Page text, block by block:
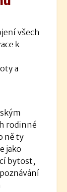
všech
k
a
rodinné
ně ty
jako
bytost,